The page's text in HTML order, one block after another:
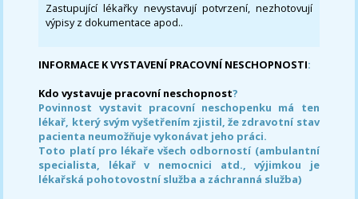
Zastupující lékařky nevystavují potvrzení, nezhotovují
výpisy z dokumentace apod..
INFORMACE K VYSTAVENÍ PRACOVNÍ NESCHOPNOSTI:
Kdo vystavuje pracovní neschopnost?
Povinnost vystavit pracovní neschopenku má ten
lékař, který svým vyšetřením zjistil, že zdravotní stav
pacienta neumožňuje vykonávat jeho práci.
Toto platí pro lékaře všech odborností (ambulantní
specialista, lékař v nemocnici atd., výjimkou je
lékařská pohotovostní služba a záchranná služba)